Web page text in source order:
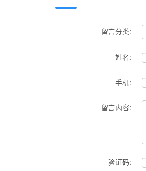
留言分类:
姓名:
手机:
留言内容:
验证码: